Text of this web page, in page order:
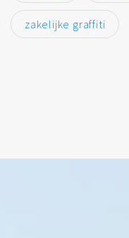
zakelijke graffiti